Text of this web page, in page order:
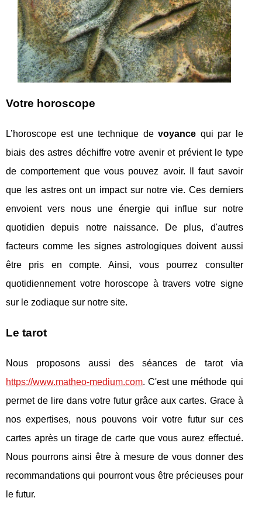
Votre horoscope
L’horoscope est une technique devoyance qui par le
biais des astres déchiffre votre avenir et prévient le type
de comportement que vous pouvez avoir. Il faut savoir
que les astres ont un impact sur notre vie. Ces derniers
envoient vers nous une énergie qui influe sur notre
quotidien depuis notre naissance. De plus, d'autres
facteurs comme les signes astrologiques doivent aussi
être pris en compte. Ainsi, vous pourrez consulter
quotidiennement votre horoscope à travers votre signe
sur le zodiaque sur notre site.
Le tarot
Nous proposons aussi des séances de tarot via
https://www.matheo-medium.com. C'est une méthode qui
permet de lire dans votre futur grâce aux cartes. Grace à
nos expertises, nous pouvons voir votre futur sur ces
cartes après un tirage de carte que vous aurez effectué.
Nous pourrons ainsi être à mesure de vous donner des
recommandations qui pourront vous être précieuses pour
le futur.